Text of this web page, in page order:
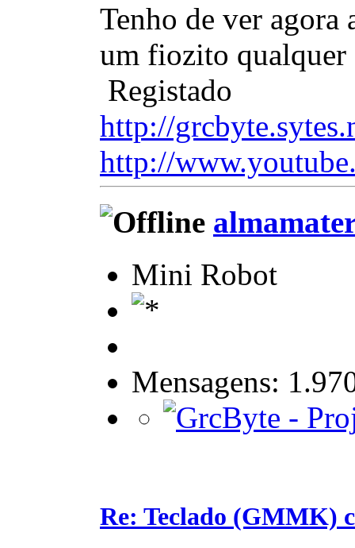
Tenho de ver agora
um fiozito qualquer
Registado
http://
http://
Mini Robot
Mensagens:
Re: Teclado (GMMK)